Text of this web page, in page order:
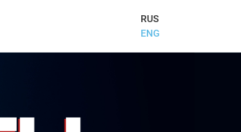
RUS
ENG